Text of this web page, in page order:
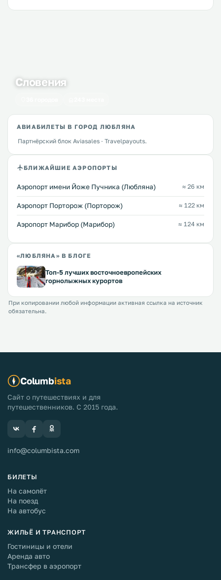
Словения
АВИАБИЛЕТЫ В ГОРОД ЛЮБЛЯНА
Партнёрский блок Aviasales · Travelpayouts.
БЛИЖАЙШИЕ АЭРОПОРТЫ
Аэропорт имени Йоже Пучника (Любляна) ≈ 26 км
Аэропорт Порторож (Порторож) ≈ 122 км
Аэропорт Марибор (Марибор) ≈ 124 км
«ЛЮБЛЯНА» В БЛОГЕ
Топ-5 лучших восточноевропейских
горнолыжных курортов
При копировании любой информации активная ссылка на источник
обязательна.
Columbista
Сайт о путешествиях и для
путешественников. С 2015 года.
info@columbista.com
БИЛЕТЫ
На самолёт
На поезд
На автобус
ЖИЛЬЁ И ТРАНСПОРТ
Гостиницы и отели
Аренда авто
Трансфер в аэропорт